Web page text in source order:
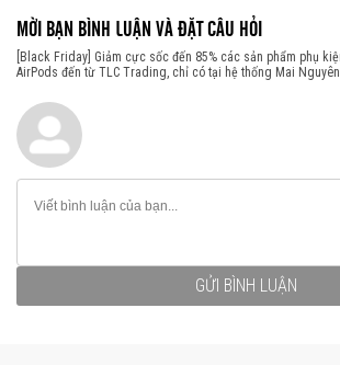
MỜI BẠN BÌNH LUẬN VÀ ĐẶT CÂU HỎI
[Black Friday] Giảm cực sốc đến 85% các sản phẩm phụ
AirPods đến từ TLC Trading, chỉ có tại hệ thống Mai Nguyên
GỬI BÌNH LUẬN